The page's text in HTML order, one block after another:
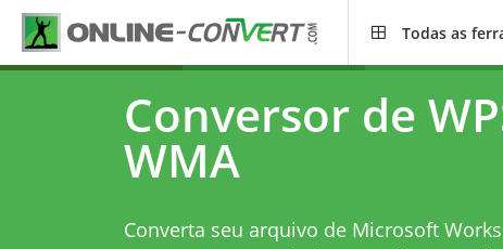
Todas as
Conversor de
WMA
Converta seu arquivo de Microsoft